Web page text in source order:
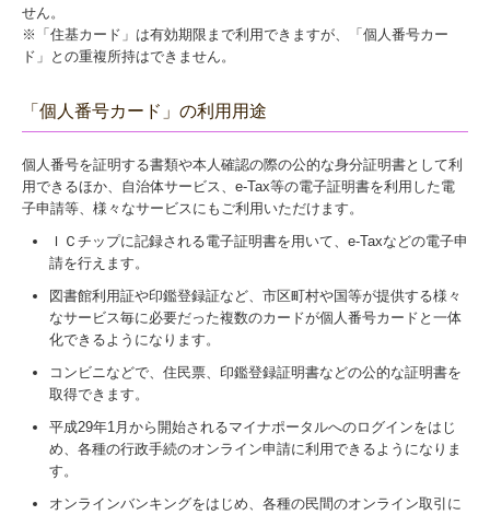
せん。
※「住基カード」は有効期限まで利用できますが、「個人番号カー
ド」との重複所持はできません。
「個人番号カード」の利用用途
個人番号を証明する書類や本人確認の際の公的な身分証明書として利
用できるほか、自治体サービス、e-Tax等の電子証明書を利用した電
子申請等、様々なサービスにもご利用いただけます。
ＩＣチップに記録される電子証明書を用いて、e-Taxなどの電子申
請を行えます。
図書館利用証や印鑑登録証など、市区町村や国等が提供する様々
なサービス毎に必要だった複数のカードが個人番号カードと一体
化できるようになります。
コンビニなどで、住民票、印鑑登録証明書などの公的な証明書を
取得できます。
平成29年1月から開始されるマイナポータルへのログインをはじ
め、各種の行政手続のオンライン申請に利用できるようになりま
す。
オンラインバンキングをはじめ、各種の民間のオンライン取引に